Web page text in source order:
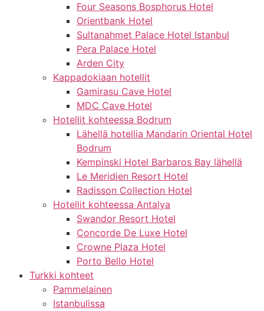
Four Seasons Bosphorus Hotel
Orientbank Hotel
Sultanahmet Palace Hotel Istanbul
Pera Palace Hotel
Arden City
Kappadokiaan hotellit
Gamirasu Cave Hotel
MDC Cave Hotel
Hotellit kohteessa Bodrum
Lähellä hotellia Mandarin Oriental Hotel
Bodrum
Kempinski Hotel Barbaros Bay lähellä
Le Meridien Resort Hotel
Radisson Collection Hotel
Hotellit kohteessa Antalya
Swandor Resort Hotel
Concorde De Luxe Hotel
Crowne Plaza Hotel
Porto Bello Hotel
Turkki kohteet
Pammelainen
Istanbulissa